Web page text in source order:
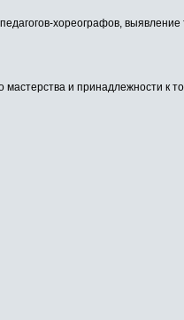
хореографов,
и принадлежности к